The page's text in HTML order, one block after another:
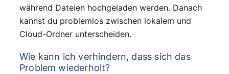
während Dateien hochgeladen werden. Danach
kannst du problemlos zwischen lokalem und
Cloud-Ordner unterscheiden.
Wie kann ich verhindern, dass sich das
Problem wiederholt?